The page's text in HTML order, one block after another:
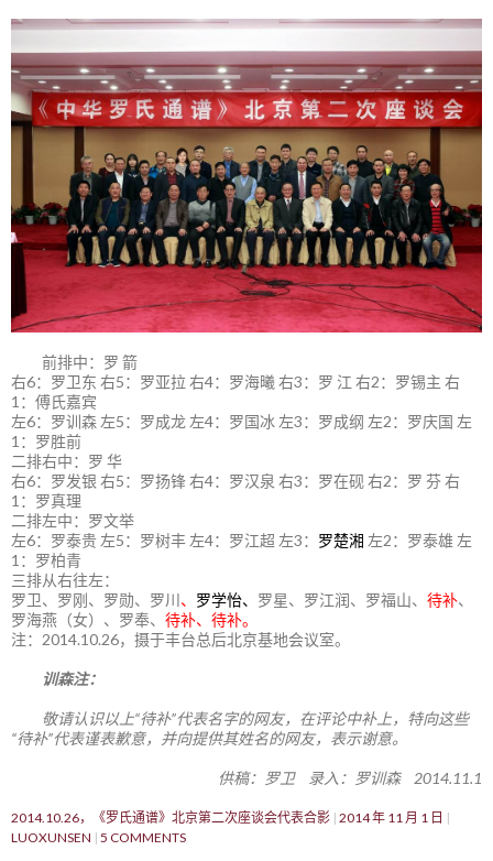
前排中：罗 箭
右6：罗卫东 右5：罗亚拉 右4：罗海曦 右3：罗 江 右2：罗锡主 右
1：傅氏嘉宾
左6：罗训森 左5：罗成龙 左4：罗国冰 左3：罗成纲 左2：罗庆国 左
1：罗胜前
二排右中：罗 华
右6：罗发银 右5：罗扬锋 右4：罗汉泉 右3：罗在砚 右2：罗 芬 右
1：罗真理
二排左中：罗文举
左6：罗泰贵 左5：罗树丰 左4：罗江超 左3： 罗楚湘 左2：罗泰雄 左
1：罗柏青
三排从右往左：
罗卫、罗刚、罗勋、罗川 、 罗学怡、 罗星、罗江润、罗福山、 待补、
罗海燕（女）、罗奉、 待补、待补。
注：2014.10.26，摄于丰台总后北京基地会议室。
训森注：
敬请认识以上“待补”代表名字的网友，在评论中补上，特向这些
“待补”代表谨表歉意，并向提供其姓名的网友，表示谢意。
供稿：罗卫 录入：罗训森 2014.11.1
2014.10.26，《罗氏通谱》北京第二次座谈会代表合影 2014 年 11 月 1 日
LUOXUNSEN 5 COMMENTS